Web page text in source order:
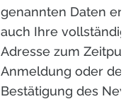
genannten Daten
auch Ihre vollständige
Adresse zum
Anmeldung oder der
Bestätigung des